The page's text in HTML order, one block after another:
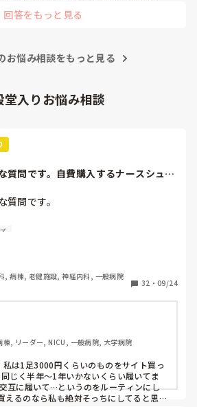
うですよ！
回答をもっと見る
お悩み相談をもっと見る
入りお悩み相談
質問です。自費購入するナースシュー
問です。
ューズ(職場で使用してる靴)っていく
白のスニーカー」。
円は絶対に超えたくない思いがあ
しています。
ューズに3000円以上は出せない」っ
倍額は出せるのか！とびっくりしたの
なのかなと…🤔
, 病棟, 老健施設, 神経内科, 一般病院
32 ・ 09/24
棟, リーダー, NICU, 一般病院, 大学病院
私は1足3000円くらいのものをサイト買っ
じく半年〜1年いかないくらい履いてま
互に履いて…というのをルーティンにし
えるのなら私も絶対そっちにしてると思う